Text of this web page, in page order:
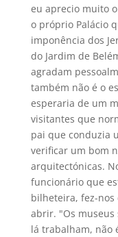
eu aprecio muito
o próprio Palácio
imponência dos
do Jardim de
agradam
também não é o
esperaria de um
visitantes que
pai que conduzia
verificar um bom
arquitectónicas.
funcionário que
bilheteira, fez-nos
abrir. "Os museus
lá trabalham, não